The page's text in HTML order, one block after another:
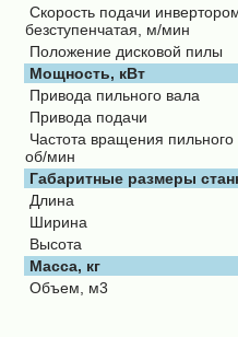
Скорость подачи
безступенчатая, м/мин
Положение дисковой пилы
Мощность, кВт
Привода пильного вала
Привода подачи
Частота вращения пильного
об/мин
Габаритные размеры
Длина
Ширина
Высота
Масса, кг
Объем, м3